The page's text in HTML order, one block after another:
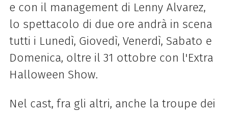
e con il management di Lenny Alvarez,
lo spettacolo di due ore andrà in scena
tutti i Lunedì, Giovedì, Venerdì, Sabato e
Domenica, oltre il 31 ottobre con l'Extra
Halloween Show.
Nel cast, fra gli altri, anche la troupe dei